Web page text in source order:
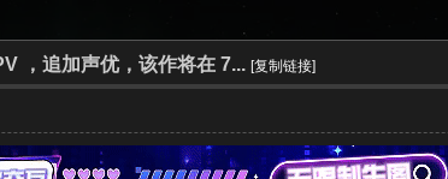
，追加声优，该作将在 7... [复制链接]